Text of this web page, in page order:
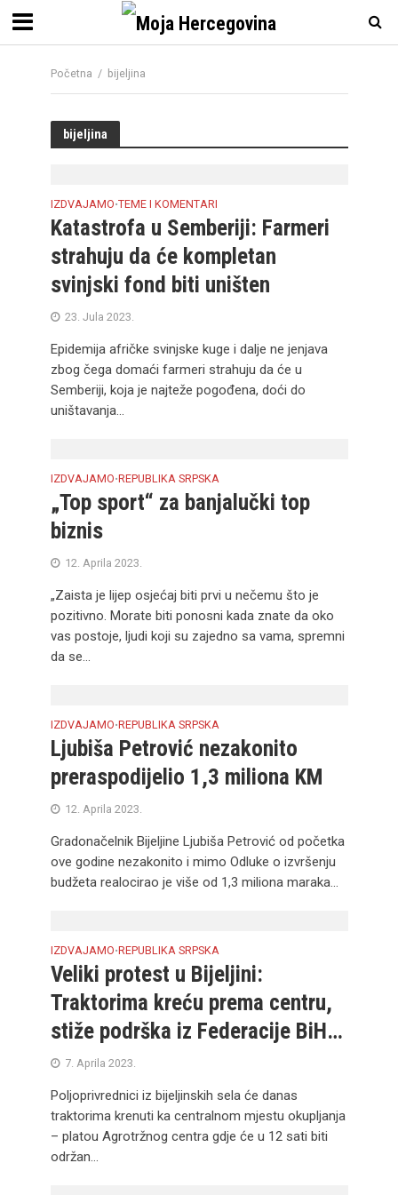
Početna / bijeljina
bijeljina
IZDVAJAMO•TEME I KOMENTARI
Katastrofa u Semberiji: Farmeri
strahuju da će kompletan
svinjski fond biti uništen
23. Jula 2023.
Epidemija afričke svinjske kuge i dalje ne jenjava
zbog čega domaći farmeri strahuju da će u
Semberiji, koja je najteže pogođena, doći do
uništavanja...
IZDVAJAMO•REPUBLIKA SRPSKA
„Top sport“ za banjalučki top
biznis
12. Aprila 2023.
„Zaista je lijep osjećaj biti prvi u nečemu što je
pozitivno. Morate biti ponosni kada znate da oko
vas postoje, ljudi koji su zajedno sa vama, spremni
da se...
IZDVAJAMO•REPUBLIKA SRPSKA
Ljubiša Petrović nezakonito
preraspodijelio 1,3 miliona KM
12. Aprila 2023.
Gradonačelnik Bijeljine Ljubiša Petrović od početka
ove godine nezakonito i mimo Odluke o izvršenju
budžeta realocirao je više od 1,3 miliona maraka...
IZDVAJAMO•REPUBLIKA SRPSKA
Veliki protest u Bijeljini:
Traktorima kreću prema centru,
stiže podrška iz Federacije BiH…
7. Aprila 2023.
Poljoprivrednici iz bijeljinskih sela će danas
traktorima krenuti ka centralnom mjestu okupljanja
– platou Agrotržnog centra gdje će u 12 sati biti
održan...